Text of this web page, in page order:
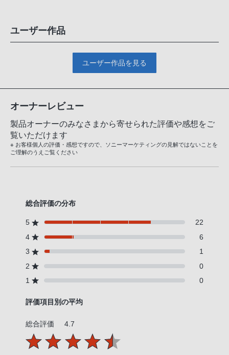
ユーザー作品
ユーザー作品を見る
オーナーレビュー
製品オーナーのみなさまから寄せられた評価や感想をご
覧いただけます
※ お客様個人の評価・感想ですので、ソニーマーケティングの見解ではないことを
ご理解のうえご覧ください
総合評価の分布
5
22
4
6
3
1
2
0
1
0
評価項目別の平均
総合評価 4.7